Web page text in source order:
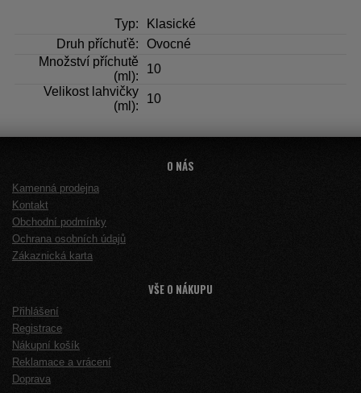
Typ:
Klasické
Druh příchuťě:
Ovocné
Množství příchutě
(ml):
10
Velikost lahvičky
(ml):
10
O NÁS
Kamenná prodejna
Kontakt
Obchodní podmínky
Ochrana osobních údajů
Zákaznická karta
VŠE O NÁKUPU
Přihlášení
Registrace
Nákupní košík
Reklamace a vrácení
Doprava